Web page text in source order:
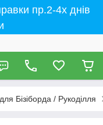
пр.2-4х днів
Бізіборда / Рукоділля